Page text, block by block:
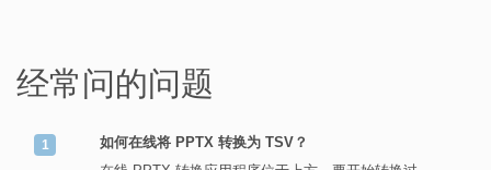
经常问的问题
如何在线将 PPTX 转换为 TSV？